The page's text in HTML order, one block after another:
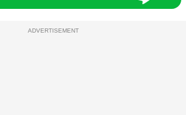
ADVERTISEMENT